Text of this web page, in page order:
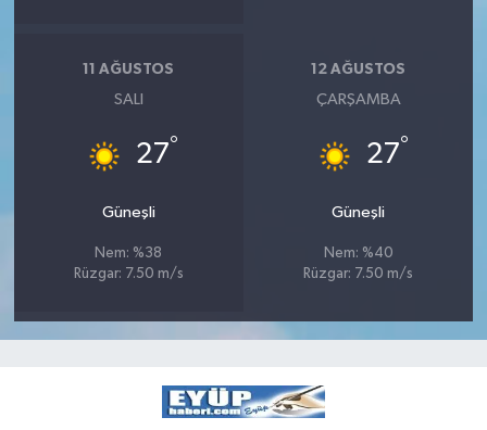
11 AĞUSTOS
SALI
27°
Güneşli
Nem: %38
Rüzgar: 7.50 m/s
12 AĞUSTOS
ÇARŞAMBA
27°
Güneşli
Nem: %40
Rüzgar: 7.50 m/s